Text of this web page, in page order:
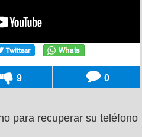
9 0
para recuperar su teléfono